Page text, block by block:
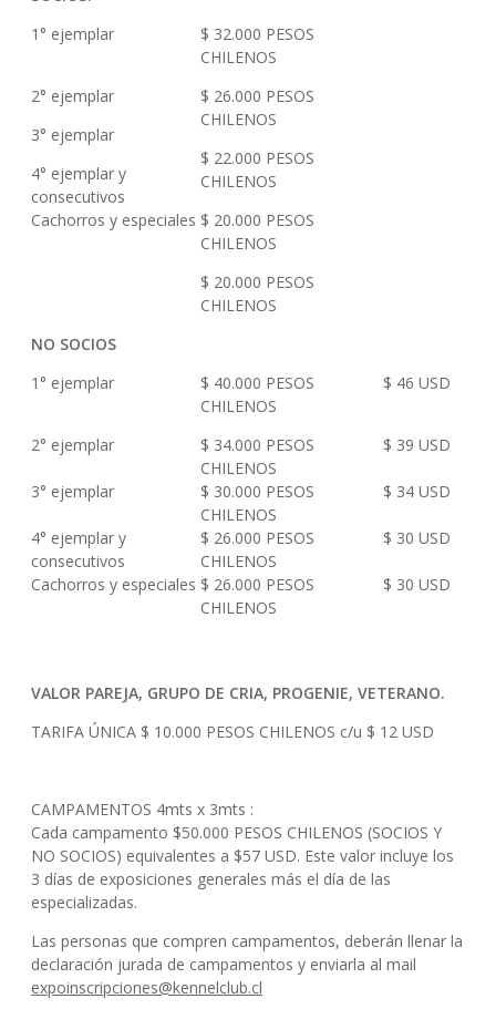
1° ejemplar
$ 32.000 PESOS
CHILENOS
2° ejemplar
3° ejemplar
4° ejemplar y
consecutivos
Cachorros y especiales
$ 26.000 PESOS
CHILENOS
$ 22.000 PESOS
CHILENOS
$ 20.000 PESOS
CHILENOS
$ 20.000 PESOS
CHILENOS
NO SOCIOS
1° ejemplar
$ 40.000 PESOS
CHILENOS
$ 46 USD
2° ejemplar
$ 34.000 PESOS
CHILENOS
$ 39 USD
3° ejemplar
$ 30.000 PESOS
CHILENOS
$ 34 USD
4° ejemplar y
consecutivos
$ 26.000 PESOS
CHILENOS
$ 30 USD
Cachorros y especiales $ 26.000 PESOS
CHILENOS
$ 30 USD
VALOR PAREJA, GRUPO DE CRIA, PROGENIE, VETERANO.
TARIFA ÚNICA $ 10.000 PESOS CHILENOS c/u $ 12 USD
CAMPAMENTOS 4mts x 3mts :
Cada campamento $50.000 PESOS CHILENOS (SOCIOS Y
NO SOCIOS) equivalentes a $57 USD. Este valor incluye los
3 días de exposiciones generales más el día de las
especializadas.
Las personas que compren campamentos, deberán llenar la
declaración jurada de campamentos y enviarla al mail
expoinscripciones@kennelclub.cl